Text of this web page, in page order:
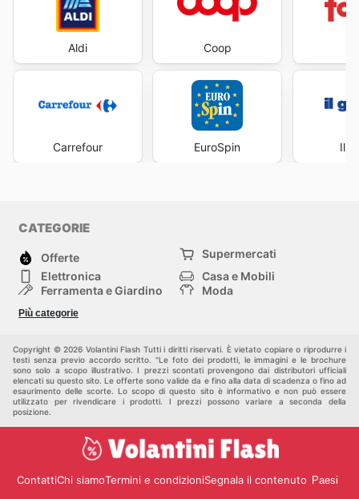
Aldi
Carrefour
Coop
EuroSpin Il
CATEGORIE
Offerte
Supermercati
Elettronica
Casa e Mobili
Ferramenta e Giardino
Moda
Bambini e Neonati
Più categorie
Copyright © 2026 Volantini Flash Tutti i diritti riservati. È vietato copiare o riprodurre i
testi senza previo accordo scritto. "Le foto dei prodotti, le immagini e le brochure
sono solo a scopo illustrativo. I prezzi scontati provengono dai distributori ufficiali
elencati su questo sito. Le offerte sono valide da e fino alla data di scadenza o fino ad
esaurimento delle scorte. Lo scopo di questo sito è informativo e non può essere
utilizzato per rivendicare i prodotti. I prezzi possono variare a seconda della
posizione.
ContattiChi siamoTermini e condizioniSegnala il contenuto Paesi